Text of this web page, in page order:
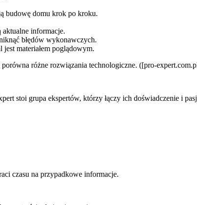
budowę domu krok po kroku.
informacje.
błędów wykonawczych.
materiałem poglądowym.
różne rozwiązania technologiczne. ([pro-
stoi grupa ekspertów, którzy łączy ich doświadczenie i
czasu na przypadkowe informacje.